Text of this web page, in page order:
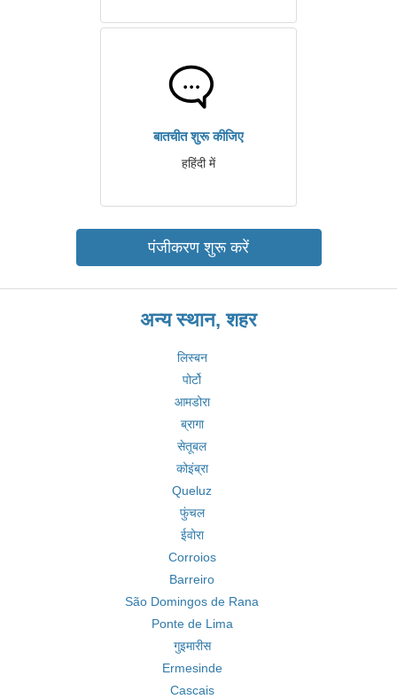
बातचीत शुरू कीजिए
हहिंदी में
पंजीकरण शुरू करें
अन्य स्थान, शहर
लिस्बन
पोर्टो
आमडोरा
ब्रागा
सेतूबल
कोइंब्रा
Queluz
फुंचल
ईवोरा
Corroios
Barreiro
São Domingos de Rana
Ponte de Lima
गुइमारीस
Ermesinde
Cascais